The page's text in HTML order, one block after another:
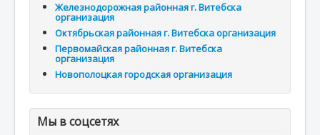
Железнодорожная районная г. Витебска
организация
Октябрьская районная г. Витебска организация
Первомайская районная г. Витебска
организация
Новополоцкая городская организация
Мы в соцсетях